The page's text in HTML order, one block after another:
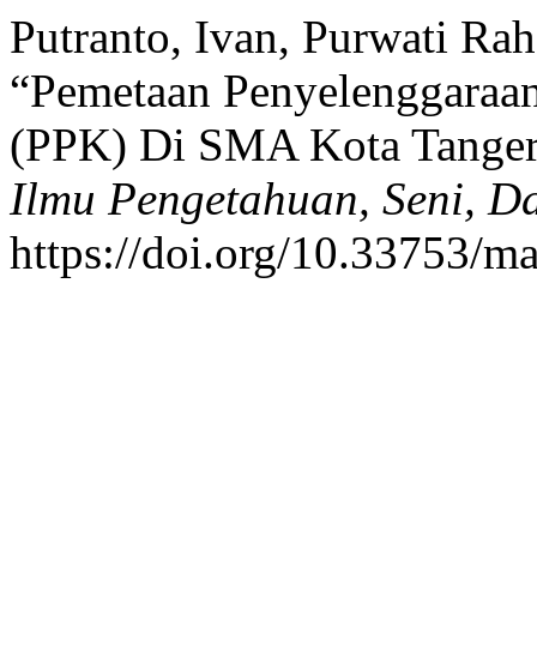
Putranto, Ivan, Purwati
“Pemetaan
(PPK) Di SMA Kota
Ilmu Pengetahuan, Seni,
https://doi.org/10.33753/